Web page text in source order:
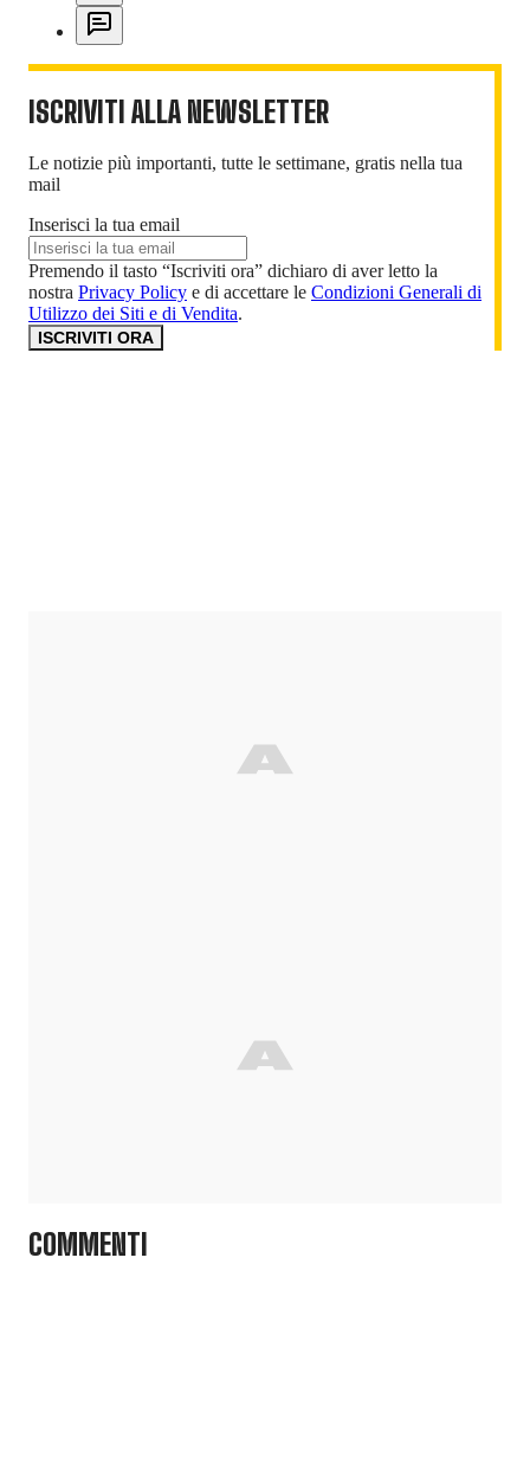
ISCRIVITI ALLA NEWSLETTER
Le notizie più importanti, tutte le settimane, gratis nella tua
mail
Inserisci la tua email
Premendo il tasto “Iscriviti ora” dichiaro di aver letto la
nostra Privacy Policy e di accettare le Condizioni Generali di
Utilizzo dei Siti e di Vendita.
ISCRIVITI ORA
COMMENTI